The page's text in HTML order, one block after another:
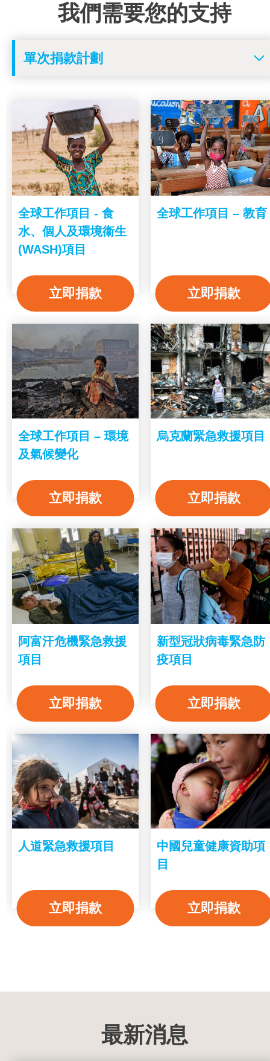
我們需要您的支持
全球工作項目 - 食
水、個人及環境衞生
(WASH)項目
立即捐款
全球工作項目 – 教育
立即捐款
全球工作項目 – 環境
及氣候變化
立即捐款
烏克蘭緊急救援項目
立即捐款
阿富汗危機緊急救援
項目
立即捐款
新型冠狀病毒緊急防
疫項目
立即捐款
人道緊急救援項目
立即捐款
中國兒童健康資助項
目
立即捐款
最新消息